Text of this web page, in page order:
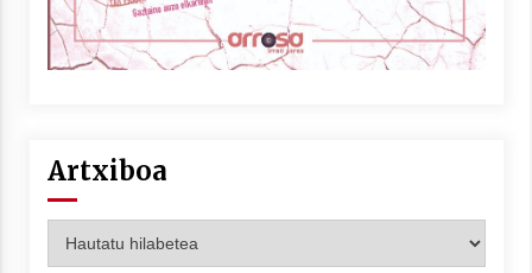
Artxiboa